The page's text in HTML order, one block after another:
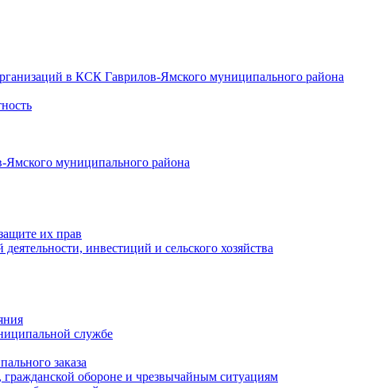
в КСК Гаврилов-Ямского муниципального района
муниципального района
их прав
инвестиций и сельского хозяйства
службе
заказа
обороне и чрезвычайным ситуациям